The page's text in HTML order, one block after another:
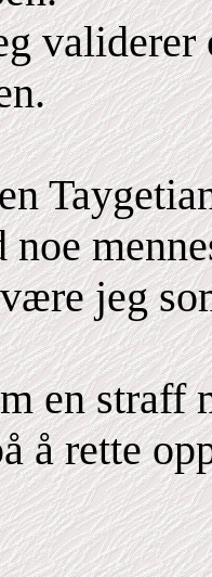
validerer
noe
jeg
en straff
å rette